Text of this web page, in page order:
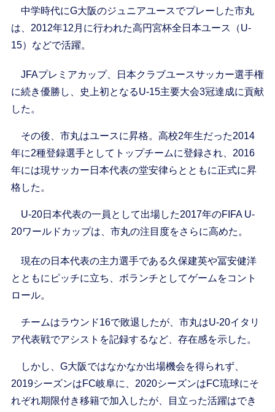
中学時代にG大阪のジュニアユースでプレーした市丸
は、2012年12月に行われた高円宮杯全日本ユース（U-
15）などで活躍。
JFAプレミアカップ、日本クラブユースサッカー選手権
に続き優勝し、史上初となるU-15主要大会3冠達成に貢献
した。
その後、市丸はユースに昇格。高校2年生だった2014
年に2種登録選手としてトップチームに登録され、2016
年には現サッカー日本代表の堂安律らとともに正式に昇
格した。
U-20日本代表の一員として出場した2017年のFIFA U-
20ワールドカップは、市丸の注目度をさらに高めた。
現在の日本代表の主力選手である久保建英や冨安健洋
とともにピッチに立ち、ボランチとしてゲームをコント
ロール。
チームはラウンド16で敗退したが、市丸はU-20イタリ
ア代表戦でアシストを記録するなど、存在感を示した。
しかし、G大阪ではなかなか出場機会を得られず、
2019シーズンはFC岐阜に、2020シーズンはFC琉球にそ
れぞれ期限付き移籍で加入したが、目立った活躍はでき